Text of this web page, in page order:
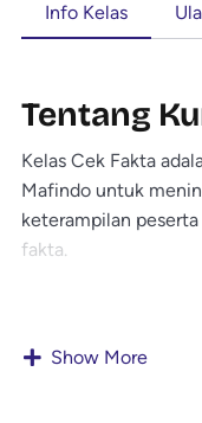
Info Kelas
Tentang
Kelas Cek Fakta
Mafindo untuk
keterampilan
fakta.
Show More